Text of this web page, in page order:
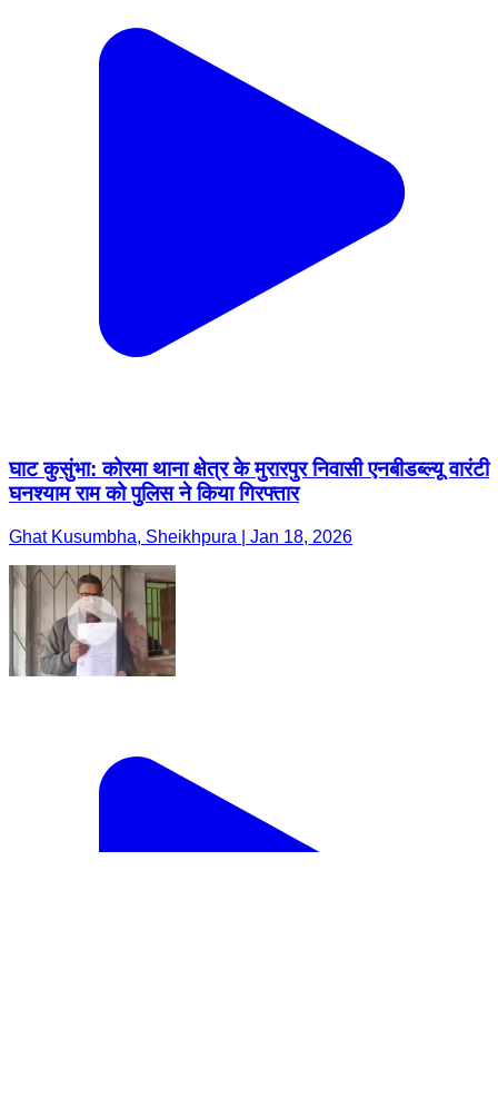
घाट कुसुंभा: कोरमा थाना क्षेत्र के मुरारपुर निवासी एनबीडब्ल्यू वारंटी
घनश्याम राम को पुलिस ने किया गिरफ्तार
Ghat Kusumbha, Sheikhpura | Jan 18, 2026